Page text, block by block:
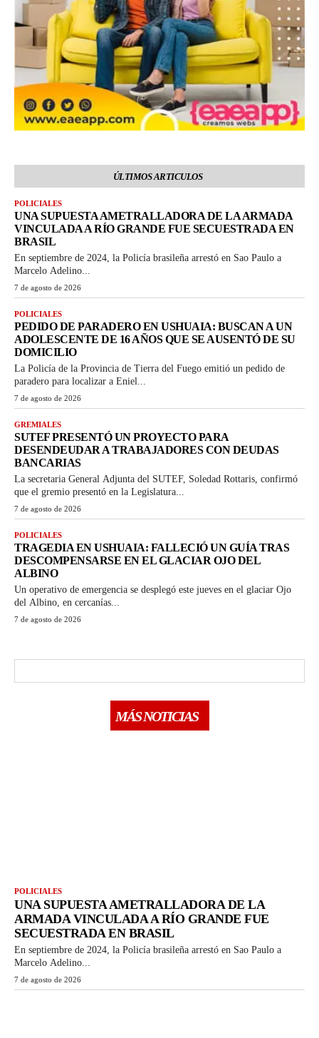
ÚLTIMOS ARTICULOS
POLICIALES
UNA SUPUESTA AMETRALLADORA DE LA ARMADA
VINCULADA A RÍO GRANDE FUE SECUESTRADA EN
BRASIL
En septiembre de 2024, la Policía brasileña arrestó en Sao Paulo a
Marcelo Adelino...
7 de agosto de 2026
POLICIALES
PEDIDO DE PARADERO EN USHUAIA: BUSCAN A UN
ADOLESCENTE DE 16 AÑOS QUE SE AUSENTÓ DE SU
DOMICILIO
La Policía de la Provincia de Tierra del Fuego emitió un pedido de
paradero para localizar a Eniel...
7 de agosto de 2026
GREMIALES
SUTEF PRESENTÓ UN PROYECTO PARA
DESENDEUDAR A TRABAJADORES CON DEUDAS
BANCARIAS
La secretaria General Adjunta del SUTEF, Soledad Rottaris, confirmó
que el gremio presentó en la Legislatura...
7 de agosto de 2026
POLICIALES
TRAGEDIA EN USHUAIA: FALLECIÓ UN GUÍA TRAS
DESCOMPENSARSE EN EL GLACIAR OJO DEL
ALBINO
Un operativo de emergencia se desplegó este jueves en el glaciar Ojo
del Albino, en cercanías...
7 de agosto de 2026
MÁS NOTICIAS
POLICIALES
UNA SUPUESTA AMETRALLADORA DE LA
ARMADA VINCULADA A RÍO GRANDE FUE
SECUESTRADA EN BRASIL
En septiembre de 2024, la Policía brasileña arrestó en Sao Paulo a
Marcelo Adelino...
7 de agosto de 2026